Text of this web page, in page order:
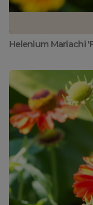
Helenium Mariachi